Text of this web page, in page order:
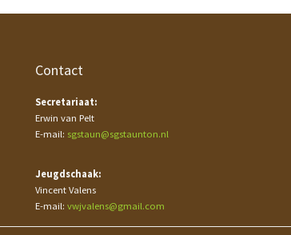
Contact
Secretariaat:
Erwin van Pelt
E-mail: sgstaun@sgstaunton.nl
Jeugdschaak:
Vincent Valens
E-mail: vwjvalens@gmail.com